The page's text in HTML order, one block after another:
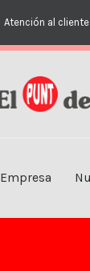
Atención al cliente:
Empresa